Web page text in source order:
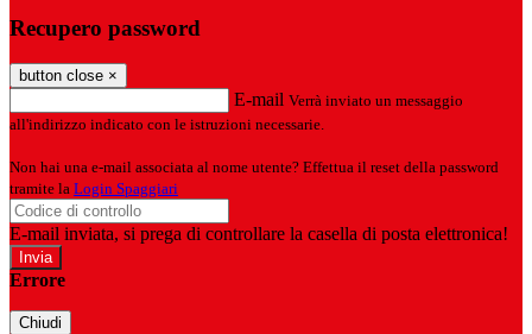
Recupero password
button close ×
E-mail Verrà inviato un messaggio
all'indirizzo indicato con le istruzioni necessarie.
Non hai una e-mail associata al nome utente? Effettua il reset della password
tramite la Login Spaggiari
E-mail inviata, si prega di controllare la casella di posta elettronica!
Errore
Chiudi